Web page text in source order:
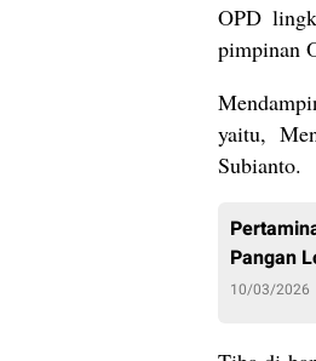
OPD
pimpinan
yaitu,
Subianto.
Pangan
10/03/2026